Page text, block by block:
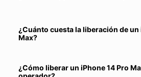
¿Cuánto cuesta la liberación de un
Max?
¿Cómo liberar un iPhone 14 Pro